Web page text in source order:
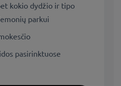
kokio dydžio ir tipo
parkui
pasirinktuose